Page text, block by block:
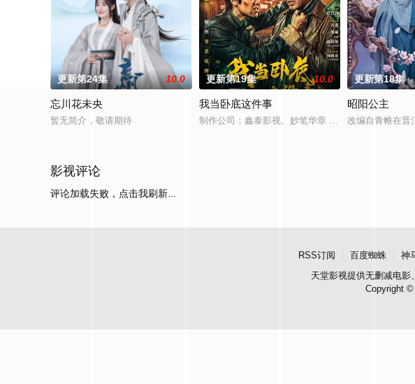
更新第24集 10.0
忘川花未央
暂无简介，敬请期待
更新第19集 10.0
我当卧底这件事
制作公司：鑫泰影视、妙笔华章 题材：警匪、反诈
更新第18集
昭阳公主
改编自青帷在晋
影视评论
评论加载失败，点击我刷新...
RSS订阅 百度蜘蛛 神
天堂影视提供无删减电影
Copyright ©